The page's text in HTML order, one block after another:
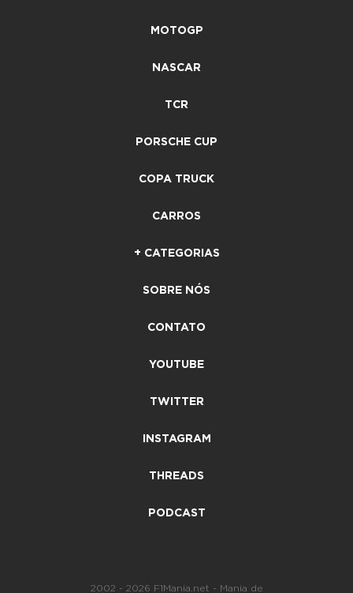
MOTOGP
NASCAR
TCR
PORSCHE CUP
COPA TRUCK
CARROS
+ CATEGORIAS
SOBRE NÓS
CONTATO
YOUTUBE
TWITTER
INSTAGRAM
THREADS
PODCAST
2002 - 2026 F1Mania.net - Mania de